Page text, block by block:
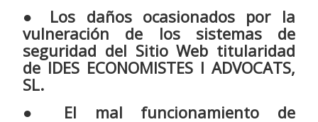
● Los daños ocasionados por la
vulneración de los sistemas de
seguridad del Sitio Web titularidad
de IDES ECONOMISTES I ADVOCATS,
SL.
● El mal funcionamiento de